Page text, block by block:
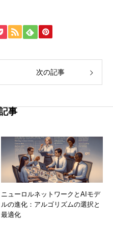
次の記事
事
ニューロルネットワークとAIモデ
ルの進化：アルゴリズムの選択と
最適化